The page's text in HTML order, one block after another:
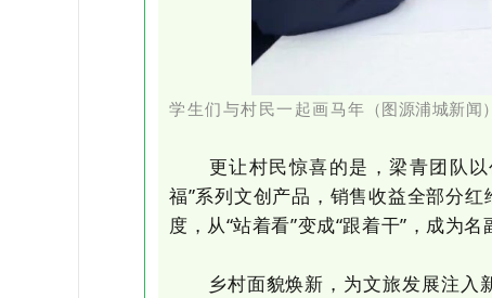
学生们与村民一起画马年（图源浦城新闻）
更让村民惊喜的是，梁青团队以
福”系列文创产品，销售收益全部分
度，从“站着看”变成“跟着干”，成为名
乡村面貌焕新，为文旅发展注入